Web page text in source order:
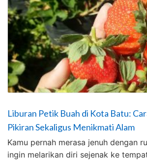
Liburan Petik Buah di Kota Batu:
Pikiran Sekaligus Menikmati Alam
Kamu pernah merasa jenuh dengan
ingin melarikan diri sejenak ke